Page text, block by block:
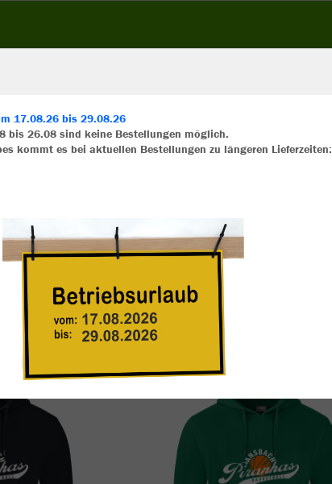
Farbe
17.08.26 bis 29.08.26
bis 26.08 sind keine Bestellungen möglich.
kommt es bei aktuellen Bestellungen zu längeren Lieferzeiten:
Cookies
der Besucherdaten können wir dir personalisierte Inhalte
Alle akzeptieren
mehr Infos